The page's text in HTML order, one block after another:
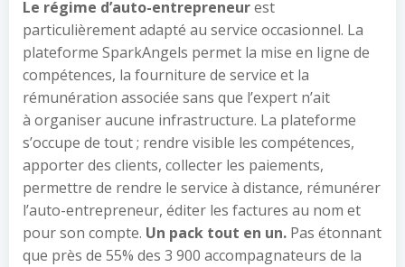
Le régime d’auto-entrepreneurest
particulièrement adapté au service occasionnel. La
plateforme SparkAngels permet la mise en ligne de
compétences, la fourniture de service et la
rémunération associée sans que l’expert n’ait
à organiser aucune infrastructure. La plateforme
s’occupe de tout ; rendre visible les compétences,
apporter des clients, collecter les paiements,
permettre de rendre le service à distance, rémunérer
l’auto-entrepreneur, éditer les factures au nom et
pour son compte. Un pack tout en un. Pas étonnant
que près de 55% des 3 900 accompagnateurs de la